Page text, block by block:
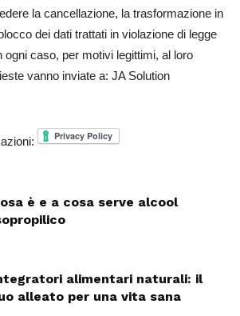
la cancellazione, la trasformazione in
dei dati trattati in violazione di legge
ogni caso, per motivi legittimi, al loro
vanno inviate a: JA Solution
è e a cosa serve alcool
alimentari naturali: il
alleato per una vita sana